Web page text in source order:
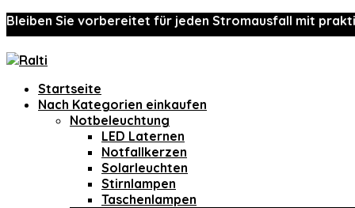
Bleiben Sie vorbereitet für jeden Stromausfall mit
Startseite
Nach Kategorien einkaufen
Notbeleuchtung
LED Laternen
Notfallkerzen
Solarleuchten
Stirnlampen
Taschenlampen